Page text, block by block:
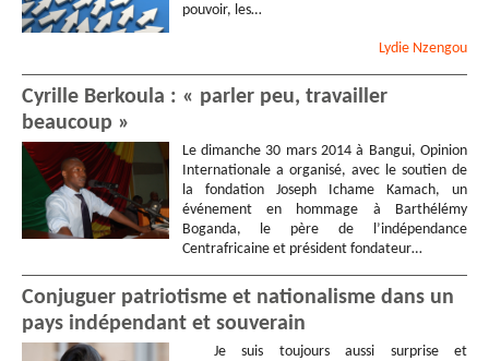
pouvoir, les…
Lydie Nzengou
Cyrille Berkoula : « parler peu, travailler
beaucoup »
Le dimanche 30 mars 2014 à Bangui, Opinion
Internationale a organisé, avec le soutien de
la fondation Joseph Ichame Kamach, un
événement en hommage à Barthélémy
Boganda, le père de l’indépendance
Centrafricaine et président fondateur…
Conjuguer patriotisme et nationalisme dans un
pays indépendant et souverain
Je suis toujours aussi surprise et